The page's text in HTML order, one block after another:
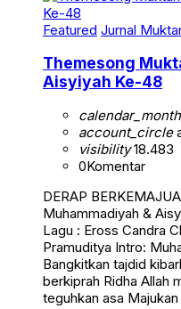
Featured Jurnal
Themesong
Aisyiyah Ke-48
calendar_month
account_circle
visibility18.483
0Komentar
DERAP
Muhammadiyah &
Lagu : Eross Candra
Pramuditya Intro:
Bangkitkan tajdid
berkiprah Ridha Allah
teguhkan asa